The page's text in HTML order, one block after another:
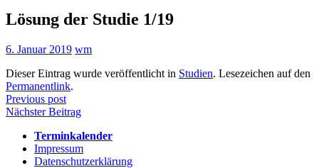
Lösung der Studie 1/19
6. Januar 2019 wm
Dieser Eintrag wurde veröffentlicht in Studien. Lesezeichen auf den
Permanentlink.
Beitragsnavigation
Previous post
Nächster Beitrag
Terminkalender
Impressum
Datenschutzerklärung